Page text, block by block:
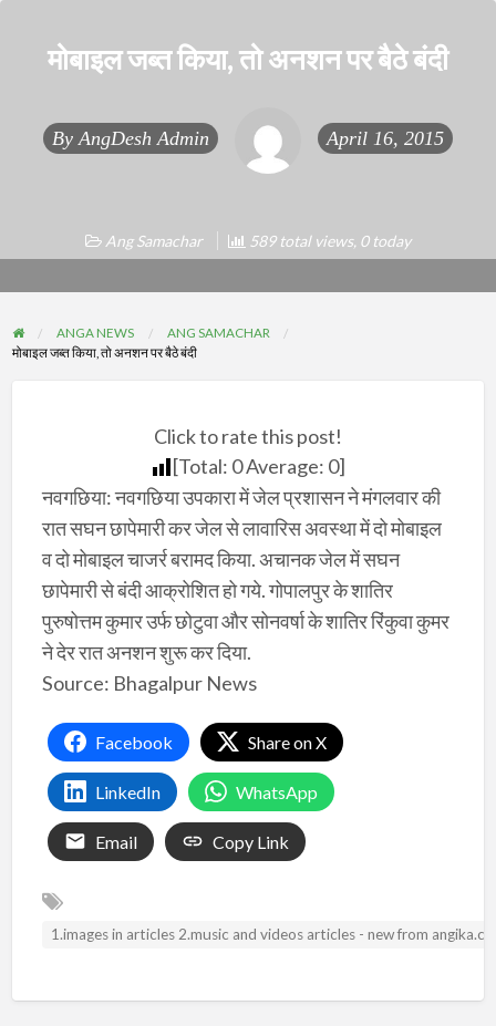
मोबाइल जब्त किया, तो अनशन पर बैठे बंदी
By AngDesh Admin April 16, 2015
Ang Samachar 589 total views, 0 today
ANGA NEWS
ANG SAMACHAR
मोबाइल जब्त किया, तो अनशन पर बैठे बंदी
Click to rate this post!
[Total: 0Average: 0]
नवगछिया: नवगछिया उपकारा में जेल प्रशासन ने मंगलवार की
रात सघन छापेमारी कर जेल से लावारिस अवस्था में दो मोबाइल
व दो मोबाइल चाजर्र बरामद किया. अचानक जेल में सघन
छापेमारी से बंदी आक्रोशित हो गये. गोपालपुर के शातिर
पुरुषोत्तम कुमार उर्फ छोटुवा और सोनवर्षा के शातिर रिंकुवा कुमर
ने देर रात अनशन शुरू कर दिया.
Source: Bhagalpur News
Facebook Share on X
LinkedIn WhatsApp
Email Copy Link
1.images in articles 2.music and videos articles - new from